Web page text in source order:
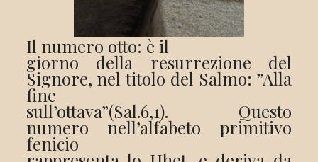
Il numero otto: è il
giorno della resurrezione del
Signore, nel titolo del Salmo: ”Alla
fine
sull’ottava”(Sal.6,1). Questo
numero nell’alfabeto primitivo
fenicio